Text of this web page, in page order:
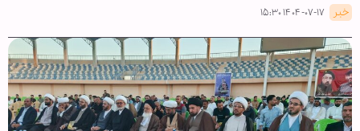
خبر ۱۴۰۴-۰۷-۱۷ ۱۵:۳۰